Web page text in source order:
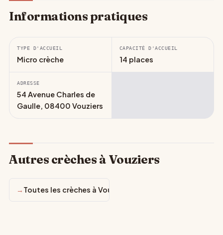
Informations pratiques
TYPE D'ACCUEIL
Micro crèche
CAPACITÉ D'ACCUEIL
14 places
ADRESSE
54 Avenue Charles de
Gaulle, 08400 Vouziers
Autres crèches à Vouziers
Toutes les crèches à Vouziers